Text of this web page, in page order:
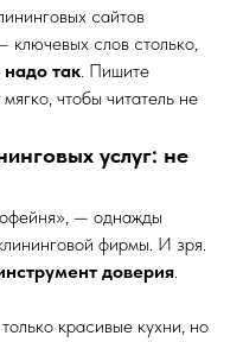
сайтов
ключевых слов столько,
так. Пишите
чтобы читатель не
услуг: не
— однажды
фирмы. И зря.
доверия.
красивые кухни, но